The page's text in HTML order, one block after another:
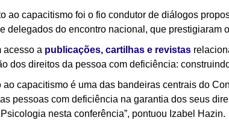
ao capacitismo foi o fio condutor de diálogos
delegados do encontro nacional, que prestigiaram
acesso a publicações, cartilhas e revistas
dos direitos da pessoa com deficiência:
ao capacitismo é uma das bandeiras centrais do
pessoas com deficiência na garantia dos seus
nesta conferência”, pontuou Izabel Hazin.